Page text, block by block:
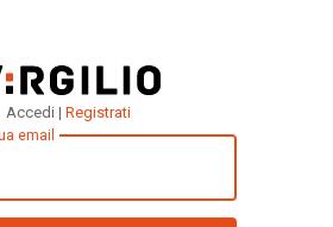
Accedi | Registrati
email